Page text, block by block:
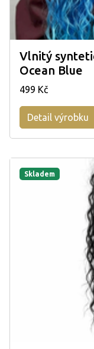
Vlnitý
Ocean Blue
499 Kč
Detail výrobku
Skladem